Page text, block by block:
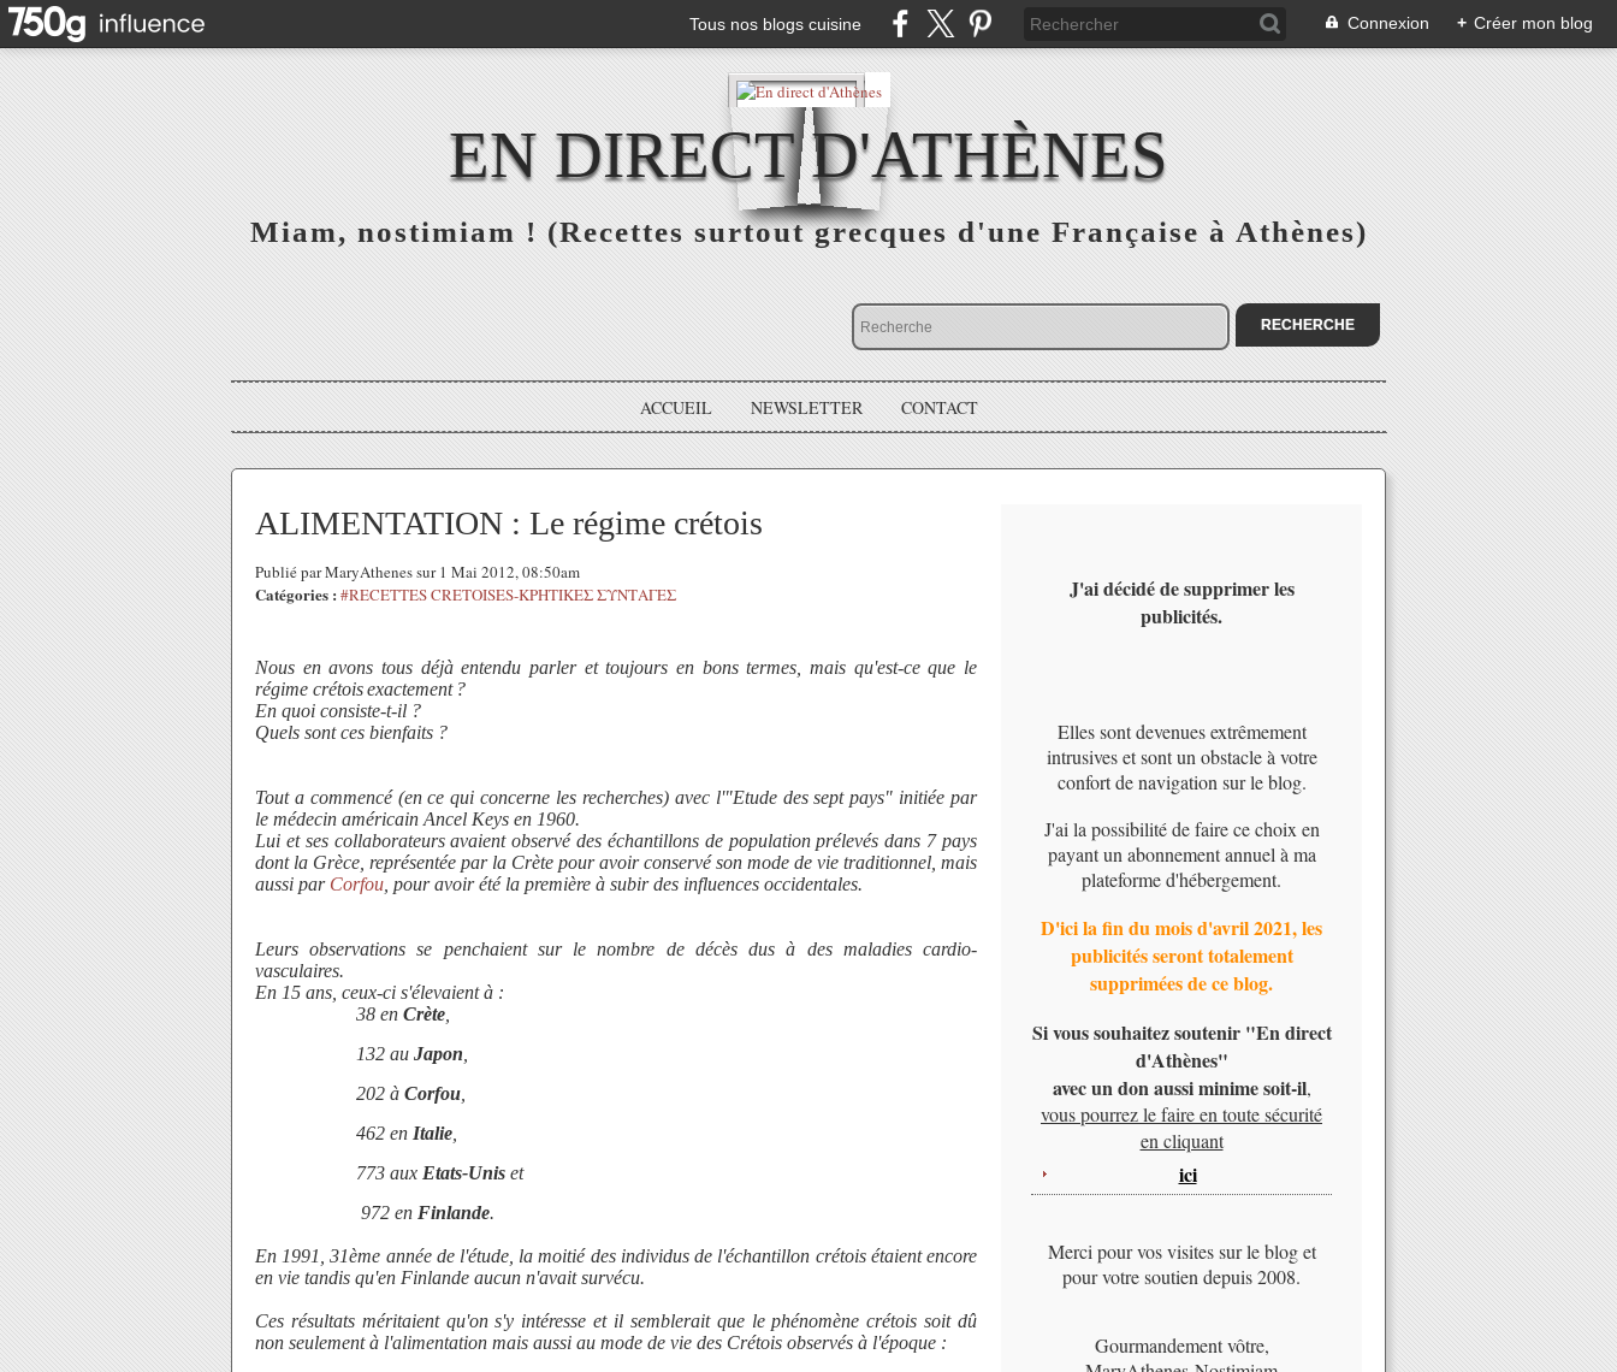
Tous nos blogs cuisine Connexion + Créer mon blog
EN DIRECT D'ATHÈNES
Miam, nostimiam ! (Recettes surtout grecques d'une Française à Athènes)
ACCUEIL NEWSLETTER CONTACT
ALIMENTATION : Le régime crétois
Publié par MaryAthenes sur 1 Mai 2012, 08:50am
Catégories : #RECETTES CRETOISES-ΚΡΗΤΙΚΕΣ ΣΥΝΤΑΓΕΣ
Nous en avons tous déjà entendu parler et toujours en bons termes, mais qu'est-ce que le
régime crétoisexactement ?
En quoi consiste-t-il ?
Quels sont ces bienfaits ?
Tout a commencé (en ce qui concerne les recherches) avec l'"Etude des sept pays" initiée par
le médecin américain Ancel Keys en 1960.
Lui et ses collaborateurs avaient observé des échantillons de population prélevés dans 7 pays
dont la Grèce, représentée par la Crète pour avoir conservé son mode de vie traditionnel, mais
aussi par Corfou , pour avoir été la première à subir des influences occidentales.
Leurs observations se penchaient sur le nombre de décès dus à des maladies cardio-
vasculaires.
En 15 ans, ceux-ci s'élevaient à :
38 en Crète
132 au Japon
202 à Corfou
462 en Italie
773 aux Etats-Unis et
972 en Finlande.
En 1991, 31ème année de l'étude, la moitié des individus de l'échantillon crétois étaient encore
en vie tandis qu'en Finlande aucun n'avait survécu.
Ces résultats méritaient qu'on s'y intéresse et il semblerait que le phénomène crétois soit dû
non seulement à l'alimentation mais aussi au mode de vie des Crétois observés à l'époque :
J'ai décidé de supprimer les
publicités.
Elles sont devenues extrêmement
intrusives et sont un obstacle à votre
confort de navigation sur le blog.
J'ai la possibilité de faire ce choix en
payant un abonnement annuel à ma
plateforme d'hébergement.
D'ici la fin du mois d'avril 2021, les
publicités seront totalement
supprimées de ce blog.
Si vous souhaitez soutenir "En direct
d'Athènes"
avec un don aussi minime soit-il,
vous pourrez le faire en toute sécurité
en cliquant
ici
Merci pour vos visites sur le blog et
pour votre soutien depuis 2008.
Gourmandement vôtre,